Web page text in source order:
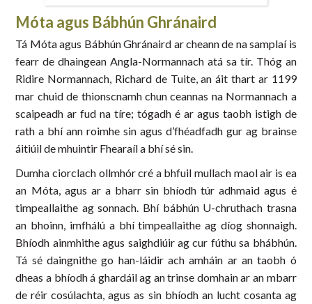
Móta agus Bábhún Ghránaird
Tá Móta agus Bábhún Ghránaird ar cheann de na samplaí is
fearr de dhaingean Angla-Normannach atá sa tír. Thóg an
Ridire Normannach, Richard de Tuite, an áit thart ar 1199
mar chuid de thionscnamh chun ceannas na Normannach a
scaipeadh ar fud na tíre; tógadh é ar agus taobh istigh de
rath a bhí ann roimhe sin agus d’fhéadfadh gur ag brainse
áitiúil de mhuintir Fhearaíl a bhí sé sin.
Dumha ciorclach ollmhór cré a bhfuil mullach maol air is ea
an Móta, agus ar a bharr sin bhíodh túr adhmaid agus é
timpeallaithe ag sonnach. Bhí bábhún U-chruthach trasna
an bhoinn, imfhálú a bhí timpeallaithe ag díog shonnaigh.
Bhíodh ainmhithe agus saighdiúir ag cur fúthu sa bhábhún.
Tá sé daingnithe go han-láidir ach amháin ar an taobh ó
dheas a bhíodh á ghardáil ag an trinse domhain ar an mbarr
de réir cosúlachta, agus as sin bhíodh an lucht cosanta ag